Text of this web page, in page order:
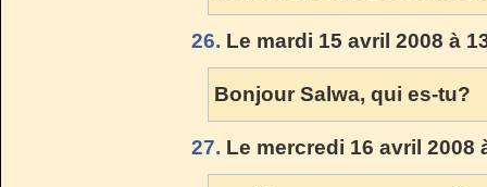
26. Le mardi 15 avril 2008 à
Bonjour Salwa, qui es-tu?
27. Le mercredi 16 avril 2008